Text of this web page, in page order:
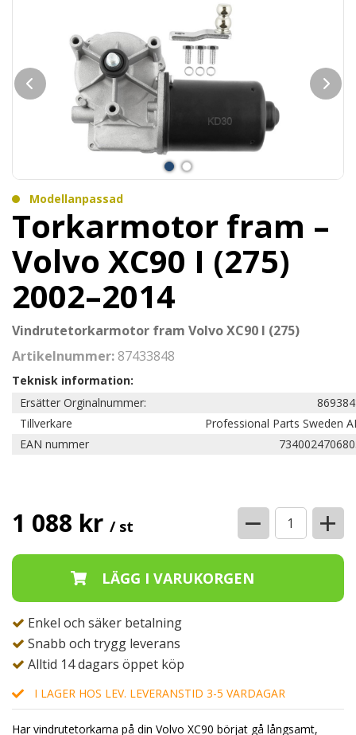
Modellanpassad
Torkarmotor fram –
Volvo XC90 I (275)
2002–2014
Vindrutetorkarmotor fram Volvo XC90 I (275)
Artikelnummer: 87433848
Teknisk information:
Ersätter Orginalnummer:
Tillverkare
Professional Parts Sweden
EAN nummer
1 088 kr / st − +
Enkel och säker betalning
Snabb och trygg leverans
Alltid 14 dagars öppet köp
I LAGER HOS LEV. LEVERANSTID 3-5 VARDAGAR
Har vindrutetorkarna på din Volvo XC90 börjat gå långsamt,